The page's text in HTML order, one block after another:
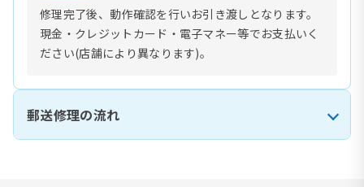
修理完了後、動作確認を行いお引き渡しとなります。
現金・クレジットカード・電子マネー等でお支払いく
ださい(店舗により異なります)。
郵送修理の流れ